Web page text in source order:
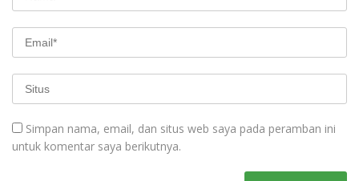
Simpan nama, email, dan situs web saya pada peramban ini
untuk komentar saya berikutnya.